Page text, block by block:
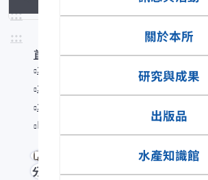
關於本所
研究與成果
出版品
水產知識館
:::
:::
首頁
水產知識館
水產數位典藏
水產生物圖說
Hapalogenys nigripinnis
分享